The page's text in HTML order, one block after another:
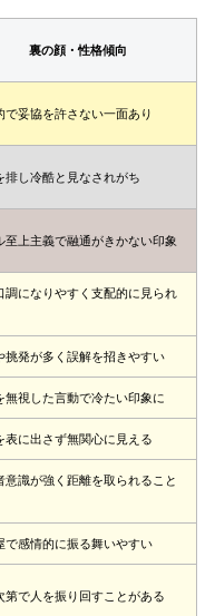
裏の顔・性格傾向
で妥協を許さない一面あり
排し冷酷と見なされがち
至上主義で融通がきかない印象
調になりやすく支配的に見られ
挑発が多く誤解を招きやすい
無視した言動で冷たい印象に
表に出さず無関心に見える
意識が強く距離を取られること
で感情的に振る舞いやすい
第で人を振り回すことがある